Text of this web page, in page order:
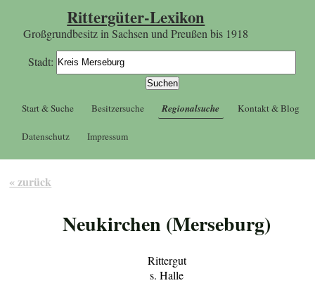
Rittergüter-Lexikon
Großgrundbesitz in Sachsen und Preußen bis 1918
Stadt:
Start & Suche Besitzersuche Regionalsuche Kontakt & Blog
Datenschutz Impressum
« zurück
Neukirchen (Merseburg)
Rittergut
s. Halle